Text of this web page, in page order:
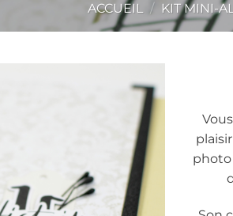
ACCUEIL / KIT MINI-
photo